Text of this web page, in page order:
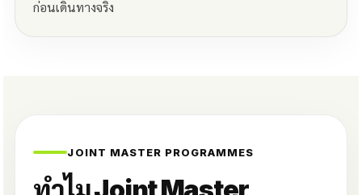
ก่อนเดินทางจริง
JOINT MASTER PROGRAMMES